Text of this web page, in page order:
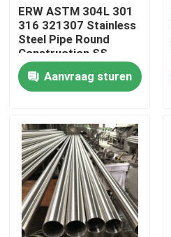
Fabrieksreis
Kwaliteitscontrole
Nieuws
Gevallen
ss naadloze buis
ERW ASTM 304L 301
316 321307 Stainless
Steel Pipe Round
Construction SS
Seamless Pipe
Brushed Stainless
Steel Tube
Aanvraag sturen